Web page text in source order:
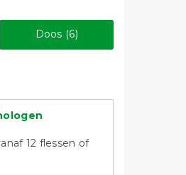
Doos (6)
12 flessen of